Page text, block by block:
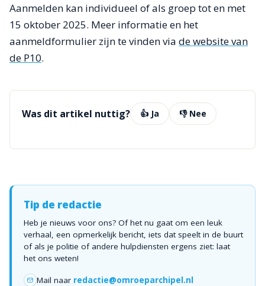
Aanmelden kan individueel of als groep tot en met
15 oktober 2025. Meer informatie en het
aanmeldformulier zijn te vinden via de website van
de P10.
Was dit artikel nuttig? 👍 Ja 👎 Nee
Tip de redactie
Heb je nieuws voor ons? Of het nu gaat om een leuk
verhaal, een opmerkelijk bericht, iets dat speelt in de buurt
of als je politie of andere hulpdiensten ergens ziet: laat
het ons weten!
Mail naar redactie@omroeparchipel.nl